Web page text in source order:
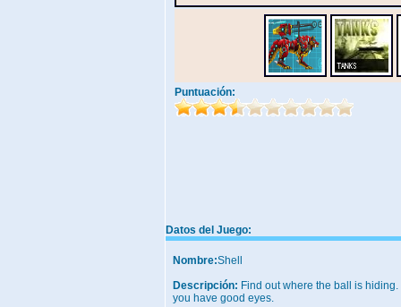
Puntuación:
Datos del Juego:
Nombre:Shell
Descripción: Find out where the ball is hiding.
you have good eyes.